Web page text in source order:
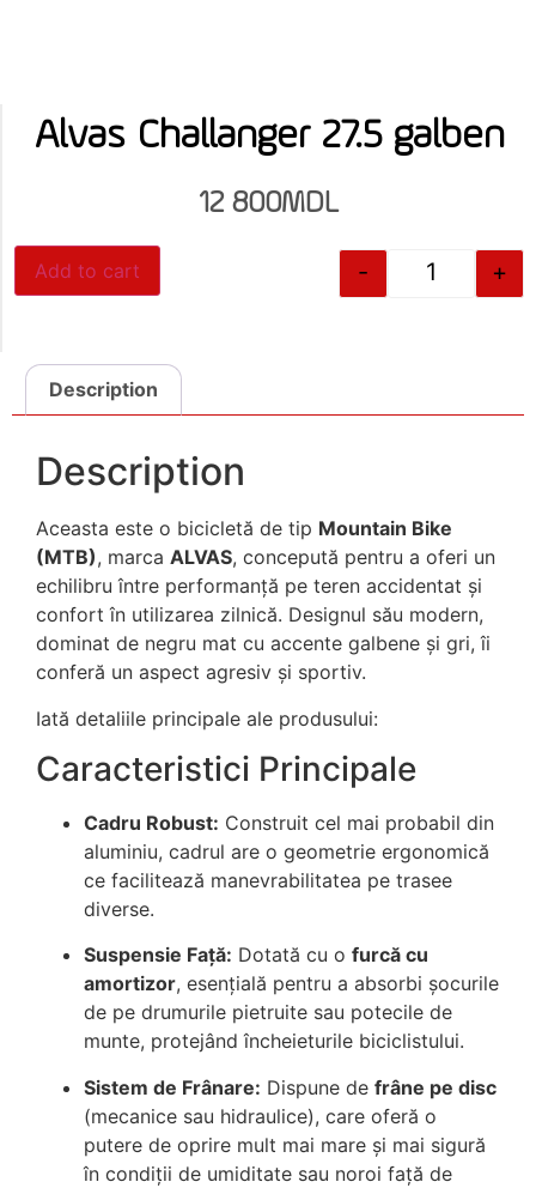
Alvas Challanger 27.5 galben
12 800MDL
- +
Add to cart
Description
Description
Aceasta este o bicicletă de tip Mountain Bike
(MTB), marca ALVAS, concepută pentru a oferi un
echilibru între performanță pe teren accidentat și
confort în utilizarea zilnică. Designul său modern,
dominat de negru mat cu accente galbene și gri, îi
conferă un aspect agresiv și sportiv.
Iată detaliile principale ale produsului:
Caracteristici Principale
Cadru Robust: Construit cel mai probabil din
aluminiu, cadrul are o geometrie ergonomică
ce facilitează manevrabilitatea pe trasee
diverse.
Suspensie Față: Dotată cu o furcă cu
amortizor, esențială pentru a absorbi șocurile
de pe drumurile pietruite sau potecile de
munte, protejând încheieturile biciclistului.
Sistem de Frânare: Dispune de frâne pe disc
(mecanice sau hidraulice), care oferă o
putere de oprire mult mai mare și mai sigură
în condiții de umiditate sau noroi față de